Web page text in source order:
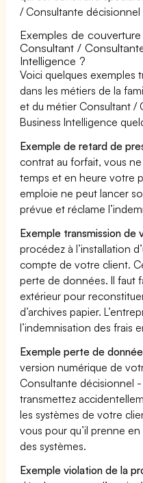
/ Consultante
Exemples de
Consultant /
Intelligence ?
Voici quelques exemples
dans les métiers de la
et du métier Consultant /
Business Intelligence
Exemple de retard de
contrat au forfait, vous
temps et en heure votre
emploie ne peut lancer
prévue et réclame
Exemple transmission de
procédez à l’installation
compte de votre client.
perte de données. Il faut
extérieur pour
d’archives papier.
l’indemnisation des frais
Exemple perte de
version numérique de
Consultante décisionnel
transmettez
les systèmes de votre
vous pour qu’il prenne
des systèmes.
Exemple violation de la